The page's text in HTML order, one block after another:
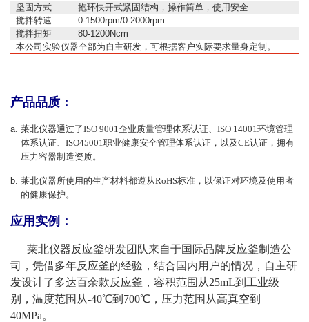
坚固方式
抱环快开式紧固结构，操作简单，使用安全
搅拌转速
0-1500rpm/0-2000rpm
搅拌扭矩
80-1200Ncm
本公司实验仪器全部为自主研发，可根据客户实际要求量身定制。
产品品质：
莱北仪器通过了ISO 9001企业质量管理体系认证、ISO 14001环境管理
体系认证、ISO45001职业健康安全管理体系认证，以及CE认证，拥有
压力容器制造资质。
莱北仪器所使用的生产材料都遵从RoHS标准，以保证对环境及使用者
的健康保护。
应用实例：
莱北仪器反应釜研发团队来自于国际品牌反应釜制造公
司，凭借多年反应釜的经验，结合国内用户的情况，自主研
发设计了多达百余款反应釜，容积范围从25mL到工业级
别，温度范围从-40℃到700℃，压力范围从高真空到
40MPa。